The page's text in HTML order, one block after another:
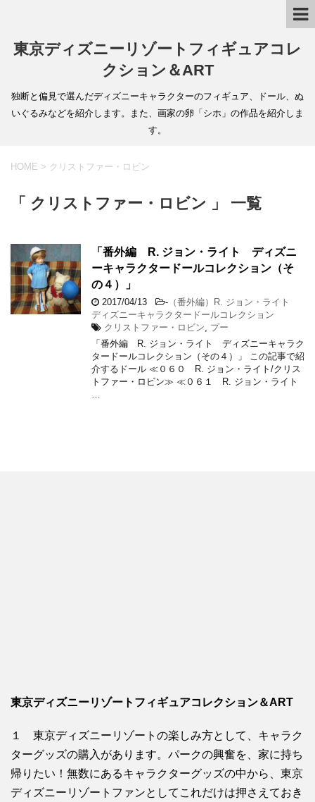
東京ディズニーリゾートフィギュアコレ
クション＆ART
独断と偏見で選んだディズニーキャラクターのフィギュア、ドール、ぬ
いぐるみなどを紹介します。また、画家の卵「シホ」の作品を紹介しま
す。
HOME > クリストファー・ロビン
「 クリストファー・ロビン 」 一覧
「番外編 R. ジョン・ライト ディズニ
ーキャラクタードールコレクション（そ
の４）」
2017/04/13 - （番外編）R. ジョン・ライト
ディズニーキャラクタードールコレクション
クリストファー・ロビン
プー
「番外編 R. ジョン・ライト ディズニーキャラク
タードールコレクション（その４）」 この記事で紹
介するドール ≪０６０ R. ジョン・ライト/クリス
トファー・ロビン≫ ≪０６１ R. ジョン・ライト
東京ディズニーリゾートフィギュアコレクション＆ART
１ 東京ディズニーリゾートの楽しみ方として、キャラク
ターグッズの購入があります。パークの興奮を、家に持ち
帰りたい！無数にあるキャラクターグッズの中から、東京
ディズニーリゾートファンとしてこれだけは押さえておき